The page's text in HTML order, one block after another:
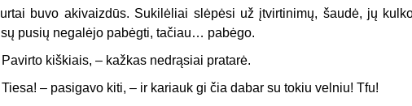
buvo akivaizdūs. Sukilėliai slėpėsi už įtvirtinimų, šaudė, jų
pusių negalėjo pabėgti, tačiau… pabėgo.
Pavirto kiškiais, – kažkas nedrąsiai pratarė.
Tiesa! – pasigavo kiti, – ir kariauk gi čia dabar su tokiu velniu! Tfu!